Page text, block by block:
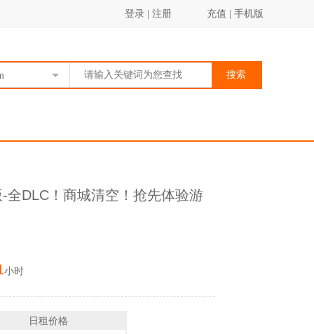
登录 注册 充值 手机版
搜索
全DLC！商城清空！抢先体验游
小时
日租价格